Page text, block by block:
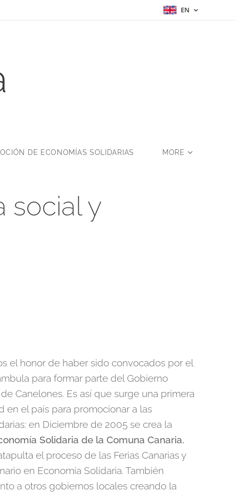
EN
DE ECONOMÍAS SOLIDARIAS MORE
social y
el honor de haber sido convocados por el
para formar parte del Gobierno
Canelones. Es así que surge una primera
en el país para promocionar a las
en Diciembre de 2005 se crea la
Solidaria de la Comuna Canaria.
el proceso de las Ferias Canarias y
en Economía Solidaria. También
a otros gobiernos locales creando la